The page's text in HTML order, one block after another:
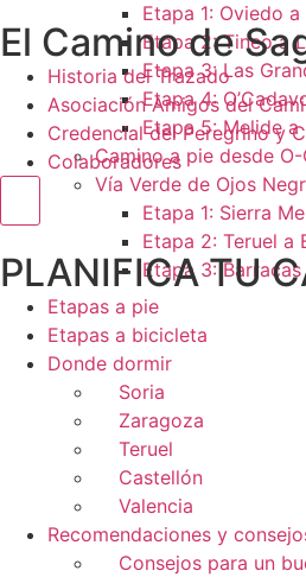
Etapa 1: Oviedo a
Etapa 2: Tineo a
Etapa 3: Las
Etapa 4:
Etapa 5: Melide
Camino a pie desde
Vía Verde de Ojos
Etapa 1: Sierra
Etapa 2: Teruel a
Etapa 3:
El Camino de
Historia del Trazado
Asociación Amigos del
Credencial del Peregrino y
Colaboradores
Menú conmutador hamburguesa
PLANIFICA TU
Etapas a pie
Etapas a bicicleta
Donde dormir
Soria
Zaragoza
Teruel
Castellón
Valencia
Recomendaciones y
Consejos para un